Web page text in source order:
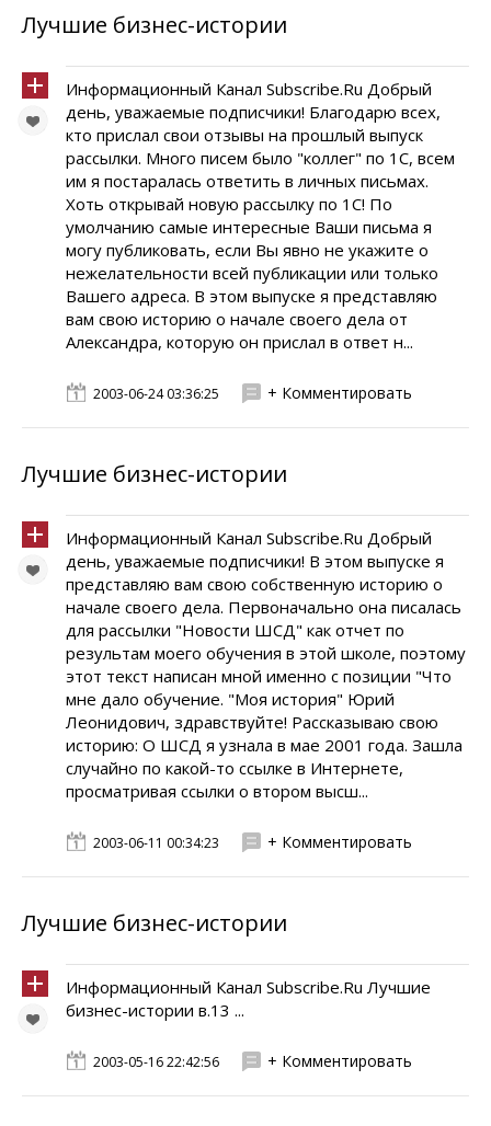
Лучшие бизнес-истории
Информационный Канал Subscribe.Ru Добрый
день, уважаемые подписчики! Благодарю всех,
кто прислал свои отзывы на прошлый выпуск
рассылки. Много писем было "коллег" по 1С, всем
им я постаралась ответить в личных письмах.
Хоть открывай новую рассылку по 1С! По
умолчанию самые интересные Ваши письма я
могу публиковать, если Вы явно не укажите о
нежелательности всей публикации или только
Вашего адреса. В этом выпуске я представляю
вам свою историю о начале своего дела от
Александра, которую он прислал в ответ н...
2003-06-24 03:36:25 + Комментировать
Лучшие бизнес-истории
Информационный Канал Subscribe.Ru Добрый
день, уважаемые подписчики! В этом выпуске я
представляю вам свою собственную историю о
начале своего дела. Первоначально она писалась
для рассылки "Новости ШСД" как отчет по
результам моего обучения в этой школе, поэтому
этот текст написан мной именно с позиции "Что
мне дало обучение. "Моя история" Юрий
Леонидович, здравствуйте! Рассказываю свою
историю: О ШСД я узнала в мае 2001 года. Зашла
случайно по какой-то ссылке в Интернете,
просматривая ссылки о втором высш...
2003-06-11 00:34:23 + Комментировать
Лучшие бизнес-истории
Информационный Канал Subscribe.Ru Лучшие
бизнес-истории в.13 ...
2003-05-16 22:42:56 + Комментировать